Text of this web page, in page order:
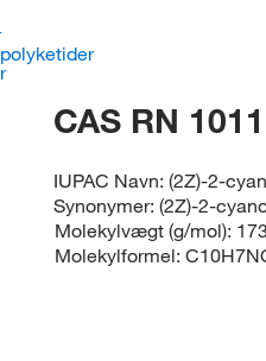
CAS RN
IUPAC Navn:(2Z)-2-
Synonymer:(2Z)-2-
Molekylvægt (g/mol):
Molekylformel: